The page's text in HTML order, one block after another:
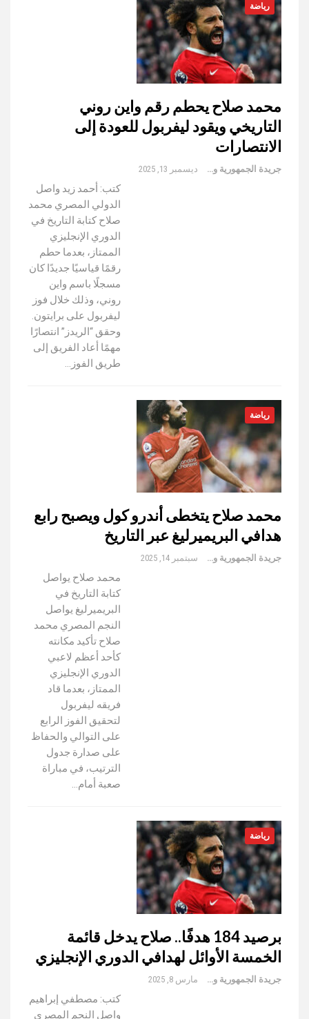
رياضة
محمد صلاح يحطم رقم واين روني
التاريخي ويقود ليفربول للعودة إلى
الانتصارات
جريدة الجمهورية والعالم ديسمبر 13, 2025
كتب: أحمد زيد واصل
الدولي المصري محمد
صلاح كتابة التاريخ في
الدوري الإنجليزي
الممتاز، بعدما حطم
رقمًا قياسيًا جديدًا كان
مسجلًا باسم واين
روني، وذلك خلال فوز
ليفربول على برايتون.
وحقق “الريدز” انتصارًا
مهمًا أعاد الفريق إلى
طريق الفوز…
رياضة
محمد صلاح يتخطى أندرو كول ويصبح رابع
هدافي البريميرليغ عبر التاريخ
جريدة الجمهورية والعالم سبتمبر 14, 2025
محمد صلاح يواصل
كتابة التاريخ في
البريميرليغ يواصل
النجم المصري محمد
صلاح تأكيد مكانته
كأحد أعظم لاعبي
الدوري الإنجليزي
الممتاز، بعدما قاد
فريقه ليفربول
لتحقيق الفوز الرابع
على التوالي والحفاظ
على صدارة جدول
الترتيب، في مباراة
صعبة أمام…
رياضة
برصيد 184 هدفًا.. صلاح يدخل قائمة
الخمسة الأوائل لهدافي الدوري الإنجليزي
جريدة الجمهورية والعالم مارس 8, 2025
كتب: مصطفي إبراهيم
واصل النجم المصري